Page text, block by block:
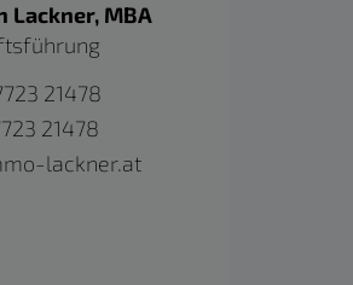
Lackner, MBA
21478
21478
lackner.at